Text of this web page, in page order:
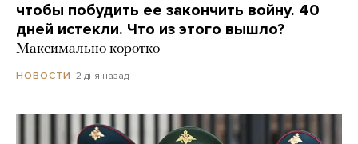
чтобы побудить ее закончить войну. 40
дней истекли. Что из этого вышло?
Максимально коротко
НОВОСТИ 2 дня назад